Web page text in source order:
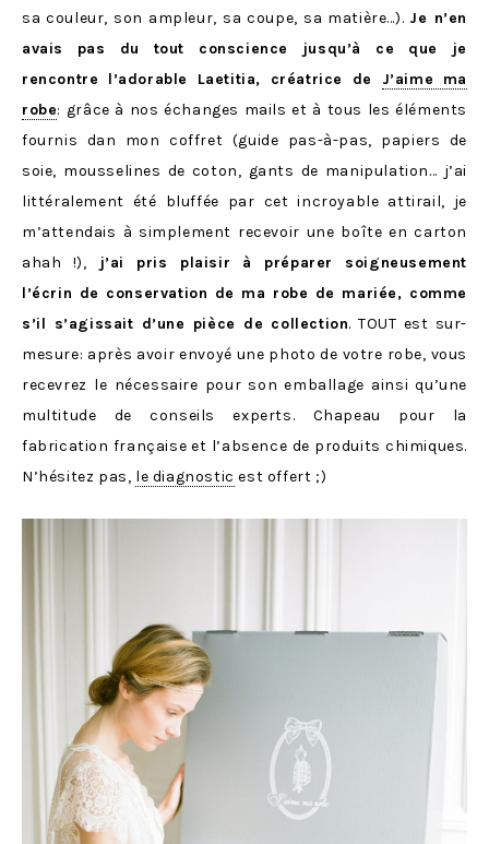
sa couleur, son ampleur, sa coupe, sa matière…). Je n’en
avais pas du tout conscience jusqu’à ce que je
rencontre l’adorable Laetitia, créatrice de J’aime ma
robe: grâce à nos échanges mails et à tous les éléments
fournis dan mon coffret (guide pas-à-pas, papiers de
soie, mousselines de coton, gants de manipulation… j’ai
littéralement été bluffée par cet incroyable attirail, je
m’attendais à simplement recevoir une boîte en carton
ahah !), j’ai pris plaisir à préparer soigneusement
l’écrin de conservation de ma robe de mariée, comme
s’il s’agissait d’une pièce de collection. TOUT est sur-
mesure: après avoir envoyé une photo de votre robe, vous
recevrez le nécessaire pour son emballage ainsi qu’une
multitude de conseils experts. Chapeau pour la
fabrication française et l’absence de produits chimiques.
N’hésitez pas, le diagnostic est offert ;)